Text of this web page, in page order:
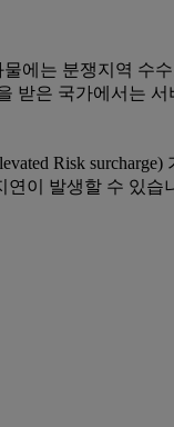
는 분쟁지역 수수
받은 국가에서는
Risk
연이 발생할 수 있습